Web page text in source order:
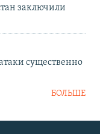
заключили
существенно
БОЛЬШЕ